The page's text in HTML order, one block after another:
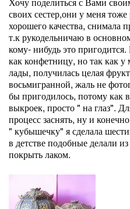
своих сестер,они у меня
хорошего качества, снимала
т.к рукодельничаю в
кому- нибудь это
как конфетницу, но так как у
лады, получилась целая
восьмигранной, жаль не
бы пригодилось, потому как
выкроек, просто " на глаз".
процесс заснять, ну и
" кубышечку" я сделала
в детстве подобные делали
покрыть лаком.